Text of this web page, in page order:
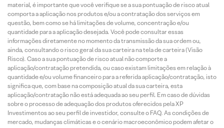
material, é importante que você verifique se a sua pontuação de risco atual
comporta a aplicação nos produtos e/ou a contratação dos serviços em
questão, bem como se há limitações de volume, concentração e/ou
quantidade para a aplicação desejada. Você pode consultar essas
informações diretamente no momento da transmissão da sua ordem ou,
ainda, consultando o risco geral da sua carteira na tela de carteira (Visão
Risco). Caso a sua pontuação de risco atual não comporte a
aplicação/contratação pretendida, ou caso existam limitações em relação à
quantidade e/ou volume financeiro para a referida aplicação/contratação, isto
significa que, com base na composição atual da sua carteira, esta
aplicação/contratação não está adequada ao seu perfil. Em caso de dúvidas
sobre o processo de adequação dos produtos oferecidos pela XP
Investimentos ao seu perfil de investidor, consulte o FAQ. As condições de
mercado, mudanças climáticas e o cenário macroeconômico podem afetar o